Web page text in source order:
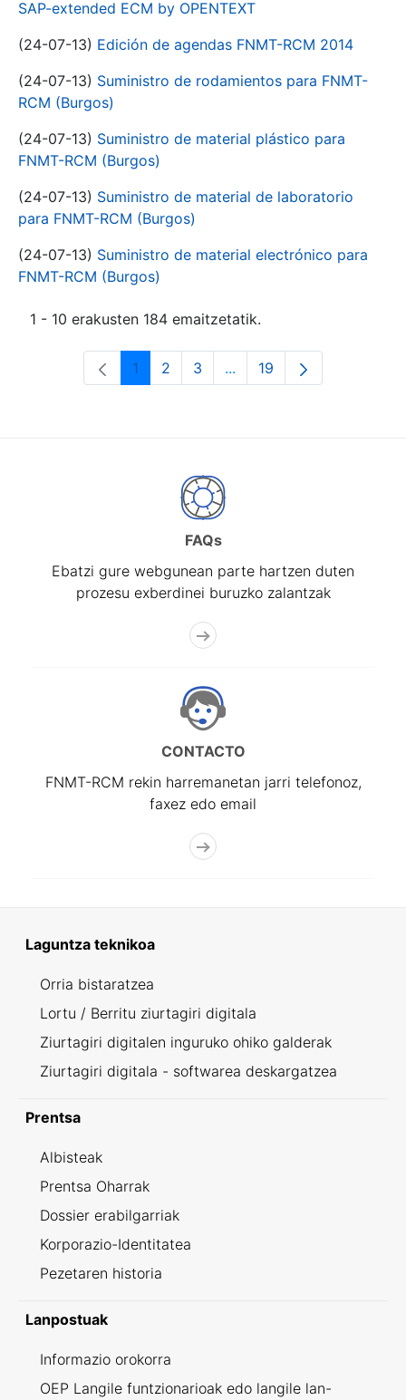
SAP-extended ECM by OPENTEXT
(24-07-13) Edición de agendas FNMT-RCM 2014
(24-07-13) Suministro de rodamientos para FNMT-
RCM (Burgos)
(24-07-13) Suministro de material plástico para
FNMT-RCM (Burgos)
(24-07-13) Suministro de material de laboratorio
para FNMT-RCM (Burgos)
(24-07-13) Suministro de material electrónico para
FNMT-RCM (Burgos)
1 - 10 erakusten 184 emaitzetatik.
Orrialdea
1 Orrialdea
2 Orrialdea
3 ...Intermediate Pages Use
Orrialdea
19
FAQs
Ebatzi gure webgunean parte hartzen duten
prozesu exberdinei buruzko zalantzak
CONTACTO
FNMT-RCM rekin harremanetan jarri telefonoz,
faxez edo email
Laguntza teknikoa
Orria bistaratzea
Lortu / Berritu ziurtagiri digitala
Ziurtagiri digitalen inguruko ohiko galderak
Ziurtagiri digitala - softwarea deskargatzea
Prentsa
Albisteak
Prentsa Oharrak
Dossier erabilgarriak
Korporazio-Identitatea
Pezetaren historia
Lanpostuak
Informazio orokorra
OEP Langile funtzionarioak edo langile lan-